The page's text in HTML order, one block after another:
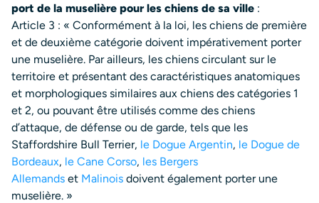
port de la muselière pour les chiens de sa ville :
Article 3 : « Conformément à la loi, les chiens de première
et de deuxième catégorie doivent impérativement porter
une muselière. Par ailleurs, les chiens circulant sur le
territoire et présentant des caractéristiques anatomiques
et morphologiques similaires aux chiens des catégories 1
et 2, ou pouvant être utilisés comme des chiens
d’attaque, de défense ou de garde, tels que les
Staffordshire Bull Terrier, le Dogue Argentin, le Dogue de
Bordeaux, le Cane Corso, les Bergers
Allemands et Malinois doivent également porter une
muselière. »